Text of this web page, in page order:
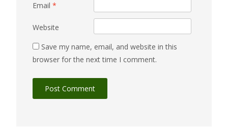
Email *
Website
Save my name, email, and website in this
browser for the next time I comment.